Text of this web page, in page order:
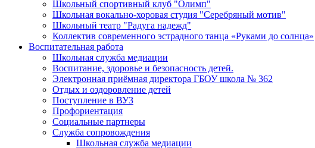
Школьный спортивный клуб "Олимп"
Школьная вокально-хоровая студия "Серебряный мотив"
Школьный театр "Радуга надежд"
Коллектив современного эстрадного танца «Руками до солнца»
Воспитательная работа
Школьная служба медиации
Воспитание, здоровье и безопасность детей.
Электронная приёмная директора ГБОУ школа № 362
Отдых и оздоровление детей
Поступление в ВУЗ
Профориентация
Социальные партнеры
Служба сопровождения
Школьная служба медиации